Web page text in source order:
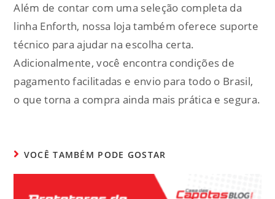
Além de contar com uma seleção completa da
linha Enforth, nossa loja também oferece suporte
técnico para ajudar na escolha certa.
Adicionalmente, você encontra condições de
pagamento facilitadas e envio para todo o Brasil,
o que torna a compra ainda mais prática e segura.
VOCÊ TAMBÉM PODE GOSTAR